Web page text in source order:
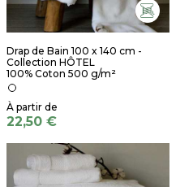
Drap de Bain 100 x 140 cm -
Collection HÔTEL
100% Coton 500 g/m²
22,50 €